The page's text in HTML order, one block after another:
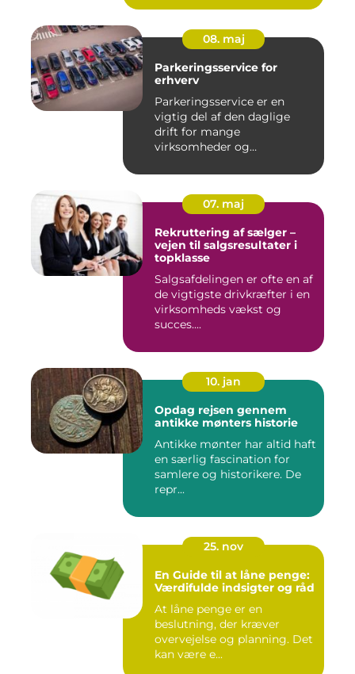
08. maj
Parkeringsservice for
erhverv
Parkeringsservice er en
vigtig del af den daglige
drift for mange
virksomheder og
07. maj
Rekruttering af sælger –
vejen til salgsresultater i
topklasse
Salgsafdelingen er ofte en af
de vigtigste drivkræfter i en
virksomheds vækst og
succes....
10. jan
Opdag rejsen gennem
antikke mønters historie
Antikke mønter har altid haft
en særlig fascination for
samlere og historikere. De
repr...
25. nov
En Guide til at låne penge:
Værdifulde indsigter og råd
At låne penge er en
beslutning, der kræver
overvejelse og planning. Det
kan være e...